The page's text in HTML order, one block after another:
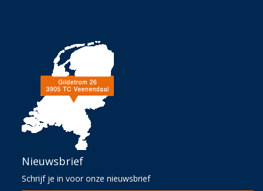
Nieuwsbrief
Schrijf je in voor onze nieuwsbrief